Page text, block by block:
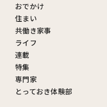
おでかけ
住まい
共働き家事
ライフ
連載
特集
専門家
とっておき体験部